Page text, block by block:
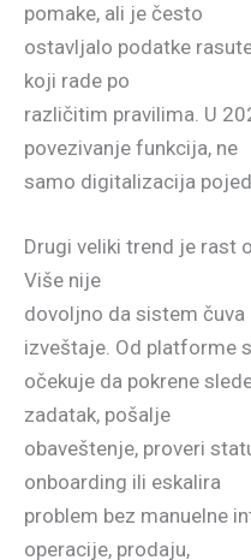
pomake, ali je često
ostavljalo podatke
koji rade po
različitim pravilima. U
povezivanje funkcija, ne
samo digitalizacija
Drugi veliki trend je rast
Više nije
dovoljno da sistem
izveštaje. Od platforme
očekuje da pokrene
zadatak, pošalje
obaveštenje, proveri
onboarding ili eskalira
problem bez manuelne
operacije, prodaju,